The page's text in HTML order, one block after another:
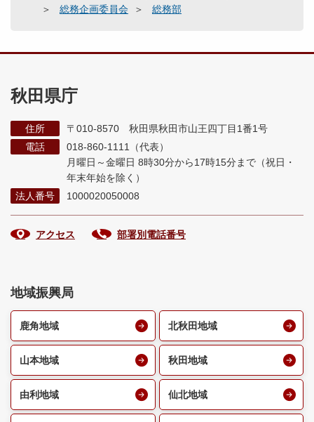
総務企画委員会
総務部
秋田県庁
住所
〒010-8570 秋田県秋田市山王四丁目1番1号
電話
018-860-1111（代表）
月曜日～金曜日 8時30分から17時15分まで （祝日・
年末年始を除く）
法人番号
1000020050008
アクセス 部署別電話番号
地域振興局
鹿角地域 北秋田地域
山本地域 秋田地域
由利地域 仙北地域